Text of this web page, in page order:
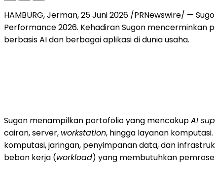
HAMBURG, Jerman, 25 Juni 2026 /PRNewswire/ —
Performance 2026. Kehadiran Sugon
berbasis AI dan berbagai aplikasi di dunia usaha.
Sugon menampilkan portofolio yang mencakupAI
cairan, server, workstation, hingga layanan
komputasi, jaringan, penyimpanan data, dan
beban kerja (workload) yang membutuhkan